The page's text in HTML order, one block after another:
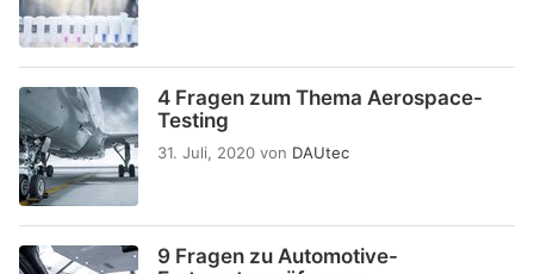
4 Fragen zum Thema Aerospace-
Testing
31. Juli, 2020 von DAUtec
9 Fragen zu Automotive-